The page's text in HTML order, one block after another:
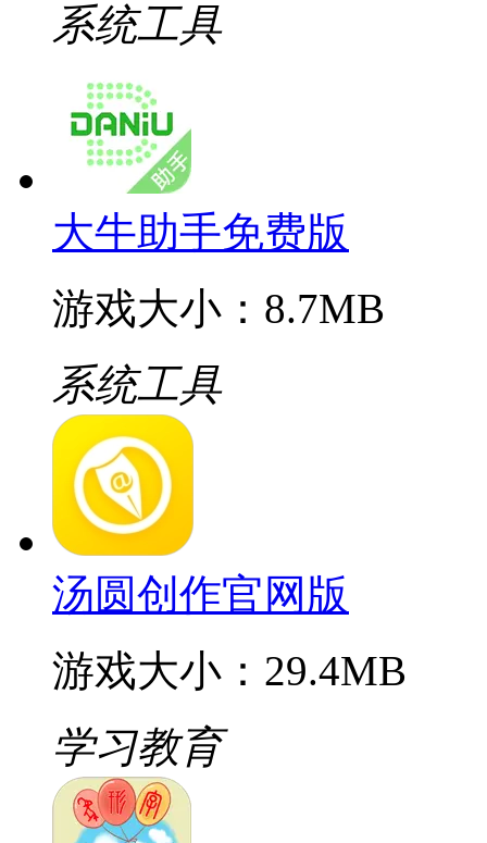
系统工具
大牛助手免费版
游戏大小：8.7MB
系统工具
汤圆创作官网版
游戏大小：29.4MB
学习教育